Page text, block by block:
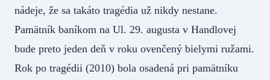
nádeje, že sa takáto tragédia už nikdy nestane.
Pamätník baníkom na Ul. 29. augusta v Handlovej
bude preto jeden deň v roku ovenčený bielymi ružami.
Rok po tragédii (2010) bola osadená pri pamätníku